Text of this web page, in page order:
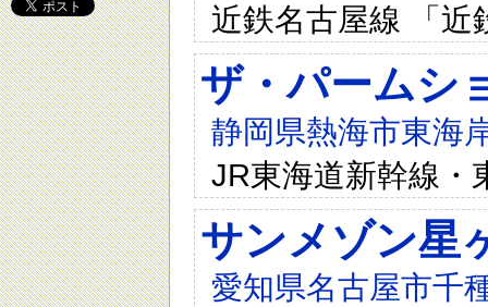
近鉄名古屋線 「近
ザ・パームシ
静岡県熱海市東海
JR東海道新幹線・
サンメゾン星
愛知県名古屋市千